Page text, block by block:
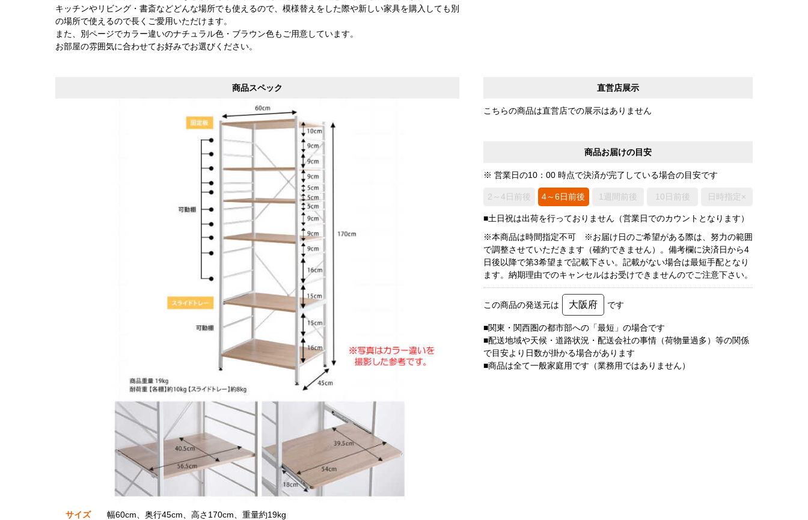
キッチンやリビング・書斎などどんな場所でも使えるので、模様替えをした際や新しい家具を購入しても別
の場所で使えるので長くご愛用いただけます。
また、別ページでカラー違いのナチュラル色・ブラウン色もご用意しています。
お部屋の雰囲気に合わせてお好みでお選びください。
直営店展示
こちらの商品は直営店での展示はありません
商品お届けの目安
※ 営業日の10：00 時点で決済が完了している場合の目安です
2～4日前後 4～6日前後 1週間前後 10日前後 日時指定×
■土日祝は出荷を行っておりません（営業日でのカウントとなります）
※本商品は時間指定不可 ※お届け日のご希望がある際は、努力の範囲
で調整させていただきます（確約できません）。備考欄に決済日から4
日後以降で第3希望まで記載下さい。記載がない場合は最短手配となり
ます。納期理由でのキャンセルはお受けできませんのでご注意下さい。
この商品の発送元は 大阪府 です
■関東・関西圏の都市部への「最短」の場合です
■配送地域や天候・道路状況・配送会社の事情（荷物量過多）等の関係
で目安より日数が掛かる場合があります
■商品は全て一般家庭用です（業務用ではありません）
商品スペック
サイズ 幅60cm、奥行45cm、高さ170cm、重量約19kg